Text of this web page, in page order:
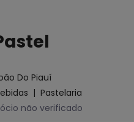
Do Piauí
| Pastelaria
não verificado